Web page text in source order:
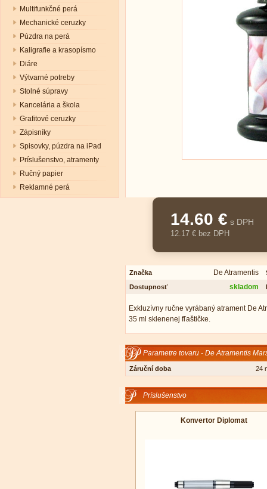
Multifunkčné perá
Mechanické ceruzky
Púzdra na perá
Kaligrafie a krasopísmo
Diáre
Výtvarné potreby
Stolné súpravy
Kancelária a škola
Grafitové ceruzky
Zápisníky
Spisovky, púzdra na iPad
Príslušenstvo, atramenty
Ručný papier
Reklamné perá
14.60 € s DPH
12.17 € bez DPH
Značka De Atramentis
Dostupnosť
skladom
Exkluzívny ručne vyrábaný atrament De
35 ml sklenenej fľaštičke.
Parametre tovaru - De Atramentis
Záruční doba 24
Príslušenstvo
Konvertor Diplomat